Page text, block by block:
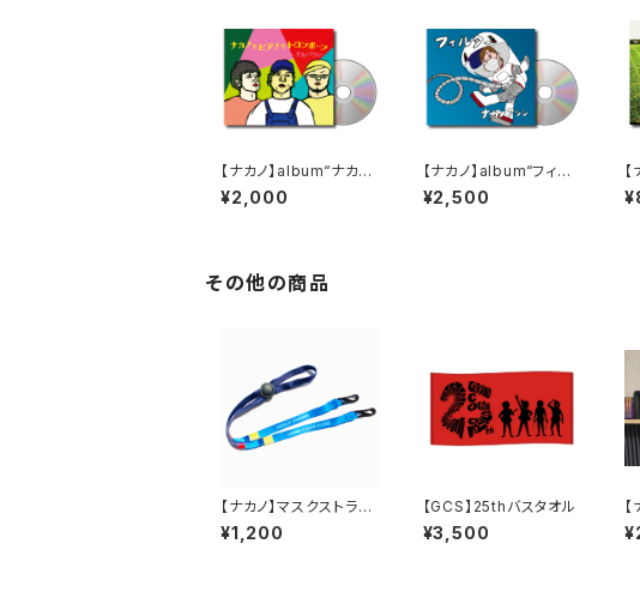
【ナカノ】album“ナカノ
とピアノとトロンボー
ン”
¥2,000
【ナカノ】album“フィル
ター”
¥2,500
その他の商品
【ナカノ】マスクストラッ
プ
¥1,200
【GCS】25thバスタオル
¥3,500
ト